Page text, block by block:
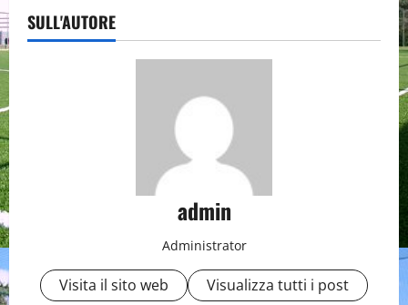
SULL'AUTORE
admin
Administrator
Visita il sito web Visualizza tutti i post